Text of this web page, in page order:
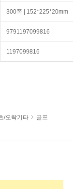
300쪽 | 152*225*20mm
9791197099816
1197099816
/오락기타 골프